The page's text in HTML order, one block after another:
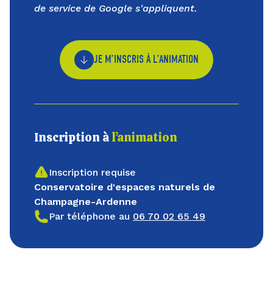
de service de Google s'appliquent.
JE M’INSCRIS À L’ANIMATION
Inscription àl’animation
Inscription requise
Conservatoire d'espaces naturels de
Champagne-Ardenne
Par téléphone au 06 70 02 65 49